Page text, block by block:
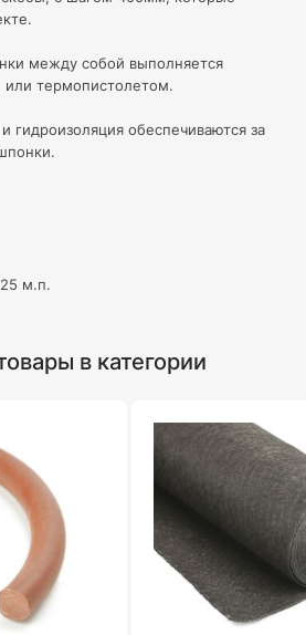
между собой выполняется
термопистолетом.
гидроизоляция обеспечиваются за
м.п.
в категории